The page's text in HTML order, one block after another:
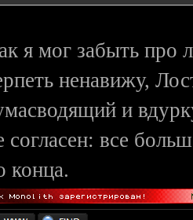
я мог забыть про
ненавижу,
и
согласен: все
конца.